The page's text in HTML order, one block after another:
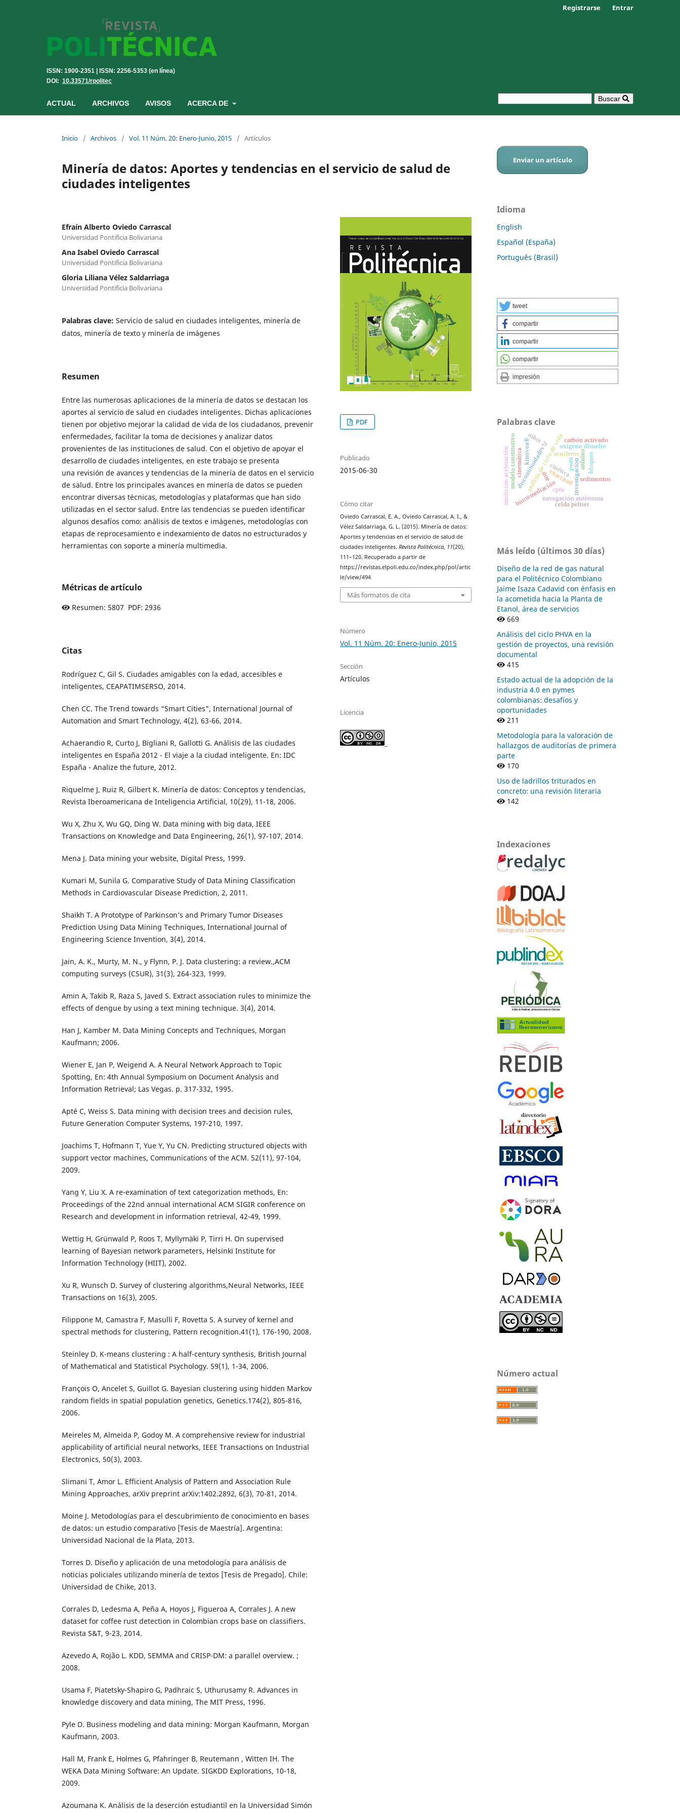
ISSN: 1900-2351 | ISSN: 2256-5353 (en línea)
DOI: 10.33571/rpolitec
ACTUAL ARCHIVOS AVISOS ACERCA DE
Buscar
Registrarse Entrar
Inicio / Archivos / Vol. 11 Núm. 20: Enero-Junio, 2015 / Artículos
Minería de datos: Aportes y tendencias en el servicio de salud de
ciudades inteligentes
Efraín Alberto Oviedo Carrascal
Universidad Pontificia Bolivariana
Ana Isabel Oviedo Carrascal
Universidad Pontificia Bolivariana
Gloria Liliana Vélez Saldarriaga
Universidad Pontificia Bolivariana
Palabras clave: Servicio de salud en ciudades inteligentes, minería de
datos, minería de texto y minería de imágenes
Resumen
Entre las numerosas aplicaciones de la minería de datos se destacan los
aportes al servicio de salud en ciudades inteligentes. Dichas aplicaciones
tienen por objetivo mejorar la calidad de vida de los ciudadanos, prevenir
enfermedades, facilitar la toma de decisiones y analizar datos
provenientes de las instituciones de salud. Con el objetivo de apoyar el
desarrollo de ciudades inteligentes, en este trabajo se presenta
una revisión de avances y tendencias de la minería de datos en el servicio
de salud. Entre los principales avances en minería de datos se pueden
encontrar diversas técnicas, metodologías y plataformas que han sido
utilizadas en el sector salud. Entre las tendencias se pueden identificar
algunos desafíos como: análisis de textos e imágenes, metodologías con
etapas de reprocesamiento e indexamiento de datos no estructurados y
herramientas con soporte a minería multimedia.
Métricas de artículo
Resumen: 5807 PDF: 2936
Citas
Rodríguez C, Gil S. Ciudades amigables con la edad, accesibles e
inteligentes, CEAPATIMSERSO, 2014.
Chen CC. The Trend towards “Smart Cities", International Journal of
Automation and Smart Technology, 4(2), 63-66, 2014.
Achaerandio R, Curto J, Bigliani R, Gallotti G. Análisis de las ciudades
inteligentes en España 2012 - El viaje a la ciudad inteligente. En: IDC
España - Analize the future, 2012.
Riquelme J, Ruiz R, Gilbert K. Minería de datos: Conceptos y tendencias,
Revista Iberoamericana de Inteligencia Artificial, 10(29), 11-18, 2006.
Wu X, Zhu X, Wu GQ, Ding W. Data mining with big data, IEEE
Transactions on Knowledge and Data Engineering, 26(1), 97-107, 2014.
Mena J. Data mining your website, Digital Press, 1999.
Kumari M, Sunila G. Comparative Study of Data Mining Classification
Methods in Cardiovascular Disease Prediction, 2, 2011.
Shaikh T. A Prototype of Parkinson’s and Primary Tumor Diseases
Prediction Using Data Mining Techniques, International Journal of
Engineering Science Invention, 3(4), 2014.
Jain, A. K., Murty, M. N., y Flynn, P. J. Data clustering: a review.,ACM
computing surveys (CSUR), 31(3), 264-323, 1999.
Amin A, Takib R, Raza S, Javed S. Extract association rules to minimize the
effects of dengue by using a text mining technique. 3(4), 2014.
Han J, Kamber M. Data Mining Concepts and Techniques, Morgan
Kaufmann; 2006.
Wiener E, Jan P, Weigend A. A Neural Network Approach to Topic
Spotting, En: 4th Annual Symposium on Document Analysis and
Information Retrieval; Las Vegas. p. 317-332, 1995.
Apté C, Weiss S. Data mining with decision trees and decision rules,
Future Generation Computer Systems, 197-210, 1997.
Joachims T, Hofmann T, Yue Y, Yu CN. Predicting structured objects with
support vector machines, Communications of the ACM. 52(11), 97-104,
2009.
Yang Y, Liu X. A re-examination of text categorization methods, En:
Proceedings of the 22nd annual international ACM SIGIR conference on
Research and development in information retrieval, 42-49, 1999.
Wettig H, Grünwald P, Roos T, Myllymäki P, Tirri H. On supervised
learning of Bayesian network parameters, Helsinki Institute for
Information Technology (HIIT), 2002.
Xu R, Wunsch D. Survey of clustering algorithms,Neural Networks, IEEE
Transactions on 16(3), 2005.
Filippone M, Camastra F, Masulli F, Rovetta S. A survey of kernel and
spectral methods for clustering, Pattern recognition.41(1), 176-190, 2008.
Steinley D. K-means clustering : A half-century synthesis, British Journal
of Mathematical and Statistical Psychology. 59(1), 1-34, 2006.
François O, Ancelet S, Guillot G. Bayesian clustering using hidden Markov
random fields in spatial population genetics, Genetics.174(2), 805-816,
2006.
Meireles M, Almeida P, Godoy M. A comprehensive review for industrial
applicability of artificial neural networks, IEEE Transactions on Industrial
Electronics, 50(3), 2003.
Slimani T, Amor L. Efficient Analysis of Pattern and Association Rule
Mining Approaches, arXiv preprint arXiv:1402.2892, 6(3), 70-81, 2014.
Moine J. Metodologías para el descubrimiento de conocimiento en bases
de datos: un estudio comparativo [Tesis de Maestría]. Argentina:
Universidad Nacional de la Plata, 2013.
Torres D. Diseño y aplicación de una metodología para análisis de
noticias policiales utilizando minería de textos [Tesis de Pregado]. Chile:
Universidad de Chike, 2013.
Corrales D, Ledesma A, Peña A, Hoyos J, Figueroa A, Corrales J. A new
dataset for coffee rust detection in Colombian crops base on classifiers.
Revista S&T, 9-23, 2014.
Azevedo A, Rojão L. KDD, SEMMA and CRISP-DM: a parallel overview. ;
2008.
Usama F, Piatetsky-Shapiro G, Padhraic S, Uthurusamy R. Advances in
knowledge discovery and data mining, The MIT Press, 1996.
Pyle D. Business modeling and data mining: Morgan Kaufmann, Morgan
Kaufmann, 2003.
Hall M, Frank E, Holmes G, Pfahringer B, Reutemann , Witten IH. The
WEKA Data Mining Software: An Update. SIGKDD Explorations, 10-18,
2009.
Azoumana K. Análisis de la deserción estudiantil en la Universidad Simón
PDF
Publicado
2015-06-30
Cómo citar
Oviedo Carrascal, E. A., Oviedo Carrascal, A. I., &
Vélez Saldarriaga, G. L. (2015). Minería de datos:
Aportes y tendencias en el servicio de salud de
ciudades inteligentes.Revista Politécnica, 11(20),
111–120. Recuperado a partir de
https://revistas.elpoli.edu.co/index.php/pol/artic
le/view/494
Más formatos de cita
Número
Vol. 11 Núm. 20: Enero-Junio, 2015
Sección
Artículos
Licencia
Enviar un artículo
Idioma
English
Español (España)
Português (Brasil)
tweet
compartir
compartir
compartir
impresión
Palabras clave
investigacionarduino
análisis de ciclo de vida
discontinuidades
navegación autónoma
cptu
modelo constitutivo exactitud
oxígeno disuelto
sedimentos
medición aceleración. kinovea®
cinemática cinética
carbón activado
acuíferos
biorremediación
bloques
doe
robot 2r
pwm
celda peltier
Más leído (últimos 30 días)
Diseño de la red de gas natural
para el Politécnico Colombiano
Jaime Isaza Cadavid con énfasis en
la acometida hacia la Planta de
Etanol, área de servicios
669
Análisis del ciclo PHVA en la
gestión de proyectos, una revisión
documental
415
Estado actual de la adopción de la
industria 4.0 en pymes
colombianas: desafíos y
oportunidades
211
Metodología para la valoración de
hallazgos de auditorías de primera
parte
170
Uso de ladrillos triturados en
concreto: una revisión literaria
142
Indexaciones
Número actual